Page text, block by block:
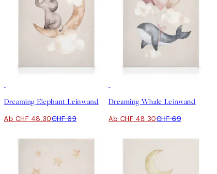
Dreaming Elephant Leinwand
Ab CHF 48.30CHF 69
Dreaming Whale Leinwand
Ab CHF 48.30CHF 69